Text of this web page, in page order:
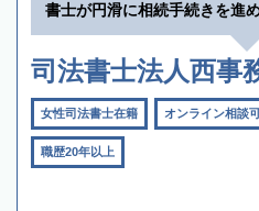
書士が円滑に相続手続きを進
司法書士法人西事
女性司法書士在籍 オンライン相談
職歴20年以上